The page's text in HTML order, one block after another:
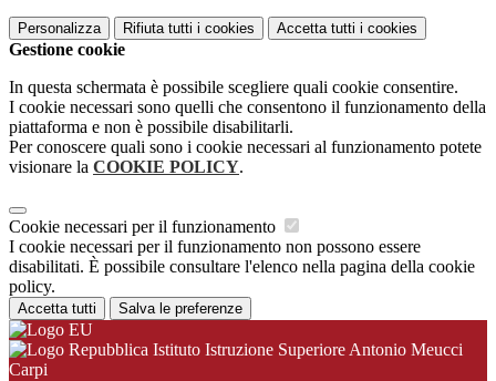
Personalizza Rifiuta tutti i cookies Accetta tutti i cookies
Gestione cookie
In questa schermata è possibile scegliere quali cookie consentire.
I cookie necessari sono quelli che consentono il funzionamento della
piattaforma e non è possibile disabilitarli.
Per conoscere quali sono i cookie necessari al funzionamento potete
visionare la COOKIE POLICY.
Cookie necessari per il funzionamento
I cookie necessari per il funzionamento non possono essere
disabilitati. È possibile consultare l'elenco nella pagina della cookie
policy.
Accetta tutti Salva le preferenze
Istituto Istruzione Superiore Antonio Meucci
Carpi